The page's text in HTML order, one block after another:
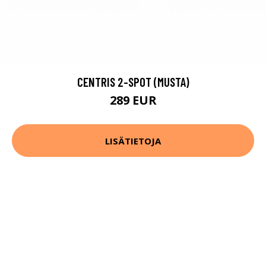
CENTRIS 2-SPOT (MUSTA)
289 EUR
LISÄTIETOJA